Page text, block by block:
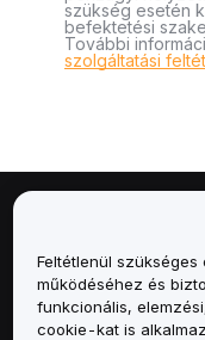
szükség esetén
befektetési
További
szolgáltatási
Szolgáltatások
Feltétlenül
működéséhez és
funkcionális,
cookie-kat is